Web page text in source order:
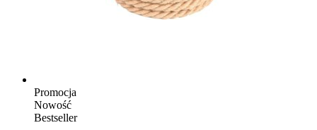
Promocja
Nowość
Bestseller